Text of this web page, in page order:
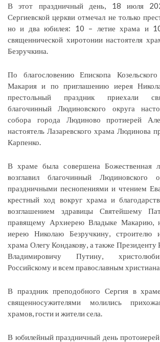
В этот праздничный день, 18 июля
Сергиевской церкви отмечал не только
но и два юбилея: 10 – летие храма и
священнической хиротонии настоятеля
Безручкина.
По благословению Епископа
Макария и по приглашению иерея
престольный праздник приехали
благочинный Людиновского округа
собора города Людиново протиерей
настоятель Лазаревского храма Людинова
Карпенко.
В храме была совершена Божественная
возглавил благочинный Людиновского
праздничными песнопениями и чтением
крестный ход вокруг храма и
возглашением здравицы Святейшему
правящему Архиерею Владыке Макарию,
иерею Николаю Безручкину, строителю
храма Олегу Кондакову, а также
Владимировичу Путину,
Российскому и всем православным
В праздник преподобного Сергия в
священносужителями молились
храмов, гости и жители села.
В юбилейный праздничный день